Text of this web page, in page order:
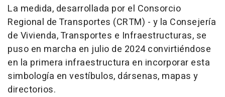
La medida, desarrollada por el Consorcio
Regional de Transportes (CRTM) - y la Consejería
de Vivienda, Transportes e Infraestructuras, se
puso en marcha en julio de 2024 convirtiéndose
en la primera infraestructura en incorporar esta
simbología en vestíbulos, dársenas, mapas y
directorios.